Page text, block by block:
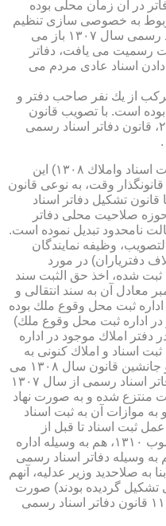
در آن زمان محلی بوده
به خصوصی سازی تنظیم
اسناد مراجعان، به قانون دفاتر اسناد رسمی سال ۱۳۰۷ باز می
رسمیت می یافت، دفاتر
اسناد عادی مردم می
از یك نفر صاحب دفتر و
بوده است. با تصویب قانون
ثبت اسناد و املاك مصوب ۲۰/۱/۱۳۰۸، قانون دفاتر اسناد رسمی
نحوه نگارش قانون مرقوم (قانون ثبت اسناد واملاك ۱۳۰۸) این
وقت، به نوعی قانون
شمسی را با قانون تشكیل دفاتر اسناد
نموده و حوزه صلاحیت محلی دفاتر
نامحدود تبدیل نموده است.
قانون جدیدالتصویب، وظیفه نمایندگان
دفتریاران) در مورد
ثبت شده، اخذ حق الثبت سند
معادل آن به سند انتقالی و
ثبت محل وقوع ملك بوده
در اداره ثبت محل وقوع ملك)
دفتر املاك موجود در اداره
سال ۱۳۱۰، قانون ثبت اسناد و املاك كنونی به
تصویب مجلس شورای ملی رسیده و جانشین قانون سال ۱۳۰۸ می
گردد و این در حالی است كه عملاً دفاتر اسناد رسمی از سال ۱۳۰۷
منتزع شده و به صورت نهاد
موازات آن به ثبت اسناد
ثبت اسناد تا قبل از
تصویب قانون ثبت اسناد و املاك مصوب ۱۳۱۰، هم به وسیله اداره
وسیله دفاتر اسناد رسمی
(كه توسط ماده ۱ قانون سال ۱۳۰۷ بنا به صلاحدید وزیر عدلیه، آنهم
گردیده بودند) صورت
می گیرد. (برداشت مفهومی از ماده ۱۱ قانون دفاتر اسناد رسمی